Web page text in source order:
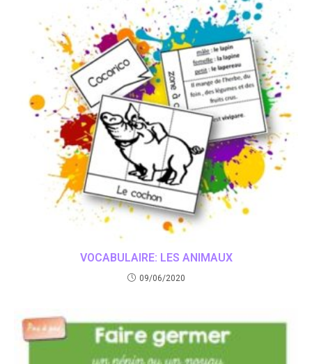
VOCABULAIRE: LES ANIMAUX
09/06/2020